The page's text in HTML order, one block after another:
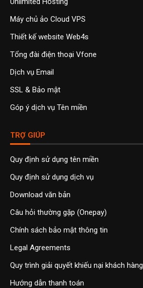
Máy chủ ảo Cloud VPS
Thiết kế website Web4s
Tổng đài điện thoại Vfone
Dịch vụ Email
SSL & Bảo mật
Góp ý dịch vụ Tên miền
TRỢ GIÚP
Quy định sử dụng tên miền
Quy định sử dụng dịch vụ
Download văn bản
Câu hỏi thường gặp (Onepay)
Chính sách bảo mật thông tin
Legal Agreements
Quy trình giải quyết khiếu nại khách hàng
Hướng dẫn thanh toán